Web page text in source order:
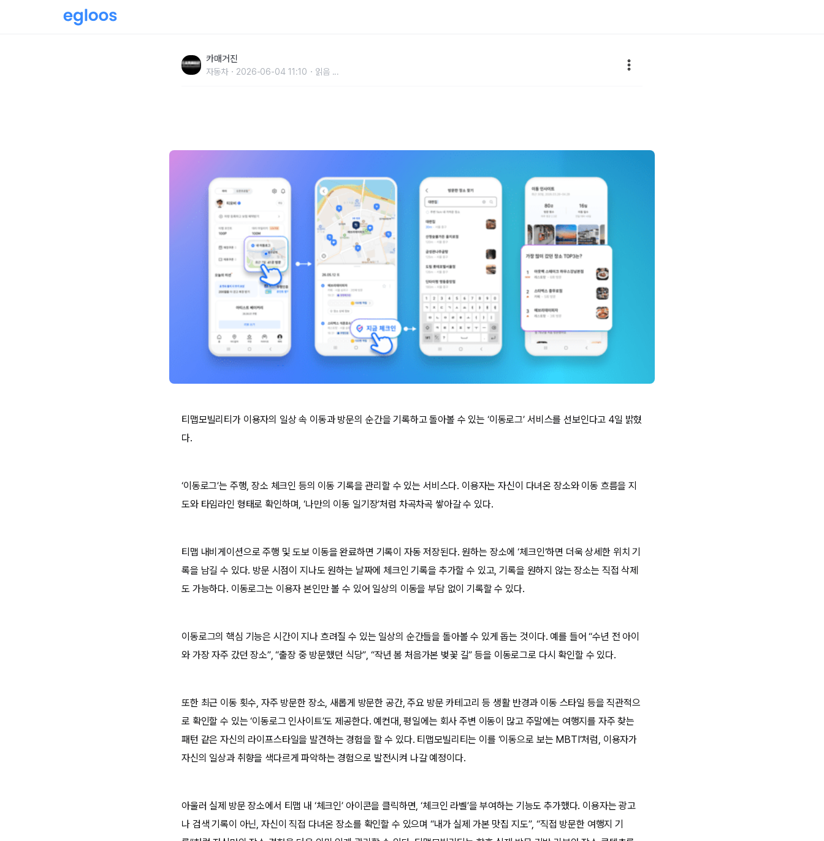
카매거진
자동차 2026-06-04 11:10 읽음 ...
티맵모빌리티가 이용자의 일상 속 이동과 방문의 순간을 기록하고 돌아볼 수 있는 ‘이동로그’ 서비스를 선보인다고 4일 밝혔
다.
‘이동로그’는 주행, 장소 체크인 등의 이동 기록을 관리할 수 있는 서비스다. 이용자는 자신이 다녀온 장소와 이동 흐름을 지
도와 타임라인 형태로 확인하며, ‘나만의 이동 일기장’처럼 차곡차곡 쌓아갈 수 있다.
티맵 내비게이션으로 주행 및 도보 이동을 완료하면 기록이 자동 저장된다. 원하는 장소에 ‘체크인’하면 더욱 상세한 위치 기
록을 남길 수 있다. 방문 시점이 지나도 원하는 날짜에 체크인 기록을 추가할 수 있고, 기록을 원하지 않는 장소는 직접 삭제
도 가능하다. 이동로그는 이용자 본인만 볼 수 있어 일상의 이동을 부담 없이 기록할 수 있다.
이동로그의 핵심 기능은 시간이 지나 흐려질 수 있는 일상의 순간들을 돌아볼 수 있게 돕는 것이다. 예를 들어 “수년 전 아이
와 가장 자주 갔던 장소”, “출장 중 방문했던 식당”, “작년 봄 처음가본 벚꽃 길” 등을 이동로그로 다시 확인할 수 있다.
또한 최근 이동 횟수, 자주 방문한 장소, 새롭게 방문한 공간, 주요 방문 카테고리 등 생활 반경과 이동 스타일 등을 직관적으
로 확인할 수 있는 ‘이동로그 인사이트’도 제공한다. 예컨대, 평일에는 회사 주변 이동이 많고 주말에는 여행지를 자주 찾는
패턴 같은 자신의 라이프스타일을 발견하는 경험을 할 수 있다. 티맵모빌리티는 이를 ‘이동으로 보는 MBTI’처럼, 이용자가
자신의 일상과 취향을 색다르게 파악하는 경험으로 발전시켜 나갈 예정이다.
아울러 실제 방문 장소에서 티맵 내 ‘체크인’ 아이콘을 클릭하면, ‘체크인 라벨’을 부여하는 기능도 추가했다. 이용자는 광고
나 검색 기록이 아닌, 자신이 직접 다녀온 장소를 확인할 수 있으며 “내가 실제 가본 맛집 지도”, “직접 방문한 여행지 기